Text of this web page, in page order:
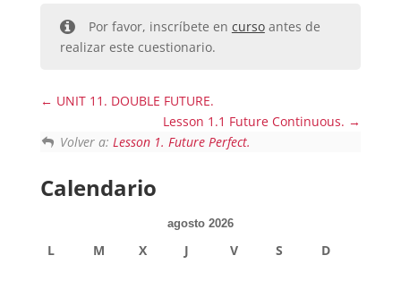
Por favor, inscríbete en cursoantes de
realizar este cuestionario.
UNIT 11. DOUBLE FUTURE.
Lesson 1.1 Future Continuous.
Volver a:Lesson 1. Future Perfect.
Calendario
agosto 2026
L M X J V S D